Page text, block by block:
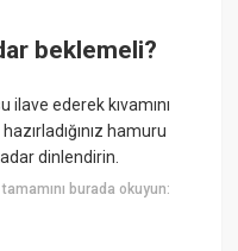
beklemeli?
ederek kıvamını
hamuru
dinlendirin.
tamamını burada okuyun: